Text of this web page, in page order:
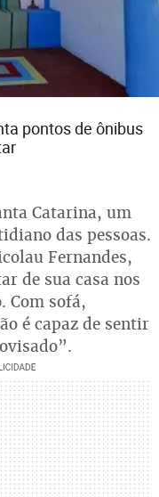
pontos de ônibus
Catarina, um
das pessoas.
Fernandes,
de sua casa nos
Com sofá,
é capaz de sentir